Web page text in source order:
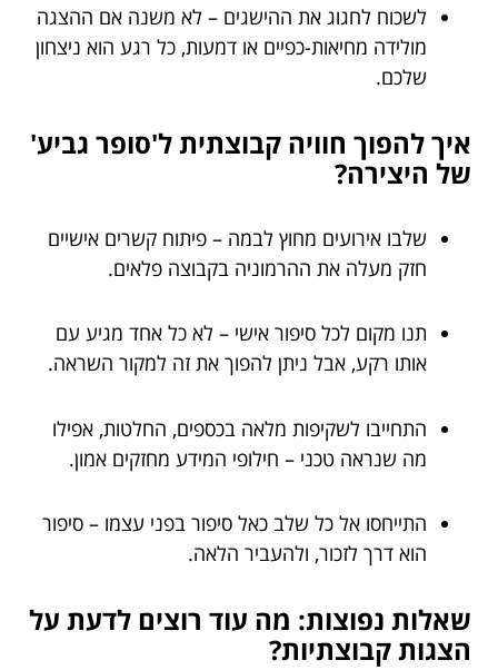
לשכוח לחגוג את ההישגים – לא משנה אם ההצגה
מולידה מחיאות-כפיים או דמעות, כל רגע הוא ניצחון
שלכם.
איך להפוך חוויה קבוצתית ל'סופר גביע'
של היצירה?
שלבו אירועים מחוץ לבמה – פיתוח קשרים אישיים
חזק מעלה את ההרמוניה בקבוצה פלאים.
תנו מקום לכל סיפור אישי – לא כל אחד מגיע עם
אותו רקע, אבל ניתן להפוך את זה למקור השראה.
התחייבו לשקיפות מלאה בכספים, החלטות, אפילו
מה שנראה טכני – חילופי המידע מחזקים אמון.
התייחסו אל כל שלב כאל סיפור בפני עצמו – סיפור
הוא דרך לזכור, ולהעביר הלאה.
שאלות נפוצות: מה עוד רוצים לדעת על
הצגות קבוצתיות?